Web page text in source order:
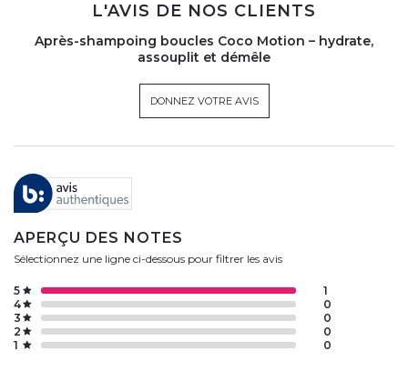
L'AVIS DE NOS CLIENTS
Après-shampoing boucles Coco Motion – hydrate,
assouplit et démêle
DONNEZ VOTRE AVIS
APERÇU DES NOTES
Sélectionnez une ligne ci-dessous pour filtrer les avis
1 0
2 0
3 0
4 0
5 1